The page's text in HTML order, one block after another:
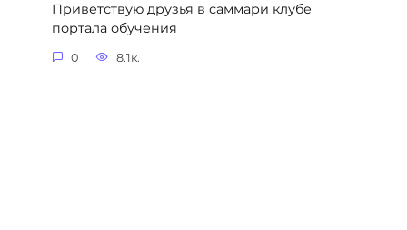
Приветствую друзья в саммари клубе
портала обучения
0 8.1к.